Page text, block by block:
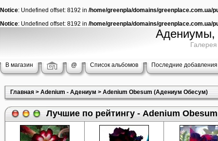
Notice: Undefined offset: 8192 in /home/greenpla/domains/greenplace.com.ua/
Notice: Undefined offset: 8192 in /home/greenpla/domains/greenplace.com.ua/
Адениумы,
В магазин @ Список альбомов Последние добавления
Главная>Adenium - Адениум>Adenium Obesum (Адениум Обесум)
Лучшие по рейтингу - Adenium